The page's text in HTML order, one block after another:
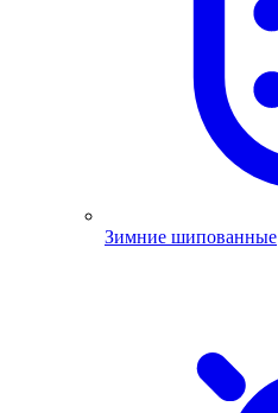
Зимние шипованные